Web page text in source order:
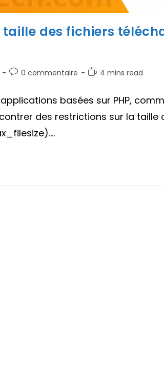
des fichiers
Commentaires
publication :
0 commentaire
Temps4 mins read
basées sur PHP,
des restrictions sur la taille